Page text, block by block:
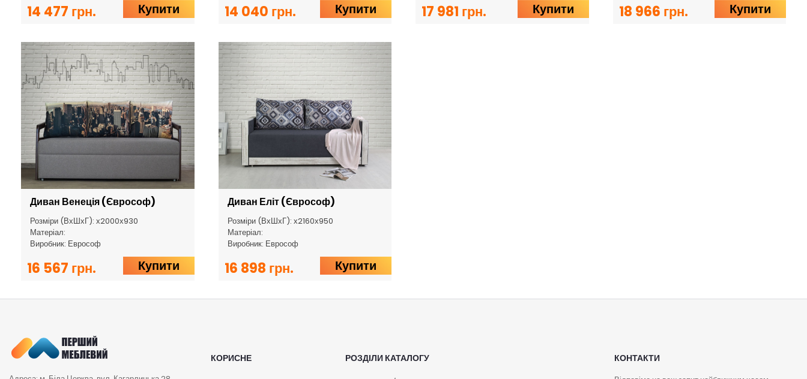
14 477 грн. Купити 14 040 грн. Купити 17 981 грн. Купити 18 966 грн. Купити
Диван Венеція (Єврософ)
Розміри (ВхШхГ): х2000х930
Матеріал:
Виробник: Еврософ
16 567 грн. Купити
Диван Еліт (Єврософ)
Розміри (ВхШхГ): х2160х950
Матеріал:
Виробник: Еврософ
16 898 грн. Купити
КОРИСНЕ РОЗДІЛИ КАТАЛОГУ КОНТАКТИ